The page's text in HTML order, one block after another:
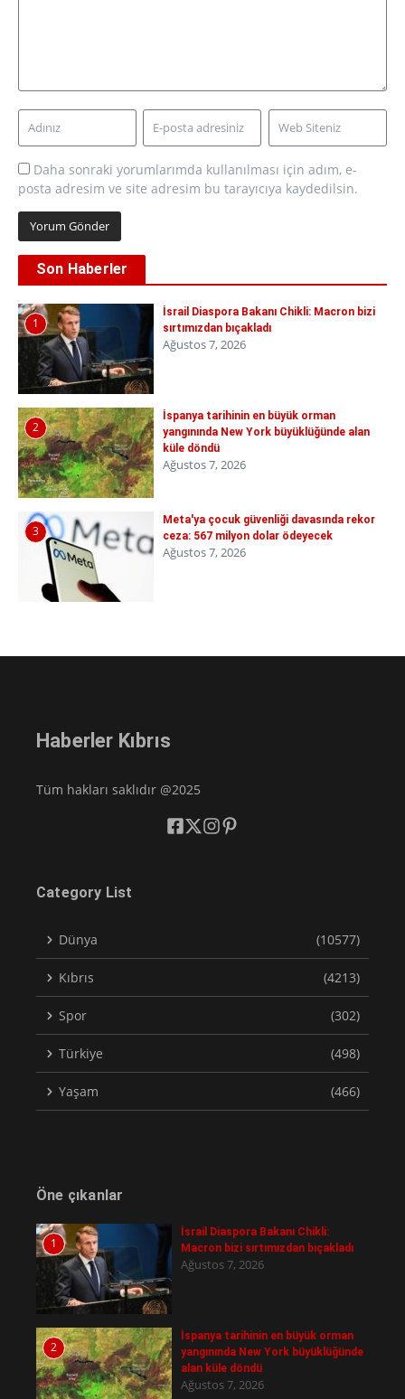
Daha sonraki yorumlarımda kullanılması için adım, e-
posta adresim ve site adresim bu tarayıcıya kaydedilsin.
Son Haberler
1
İsrail Diaspora Bakanı Chikli: Macron bizi
sırtımızdan bıçakladı
Ağustos 7, 2026
2
İspanya tarihinin en büyük orman
yangınında New York büyüklüğünde alan
küle döndü
Ağustos 7, 2026
3
Meta'ya çocuk güvenliği davasında rekor
ceza: 567 milyon dolar ödeyecek
Ağustos 7, 2026
Haberler Kıbrıs
Tüm hakları saklıdır @2025
Category List
Dünya (10577)
Kıbrıs (4213)
Spor (302)
Türkiye (498)
Yaşam (466)
Öne çıkanlar
1
İsrail Diaspora Bakanı Chikli:
Macron bizi sırtımızdan bıçakladı
Ağustos 7, 2026
2
İspanya tarihinin en büyük orman
yangınında New York büyüklüğünde
alan küle döndü
Ağustos 7, 2026